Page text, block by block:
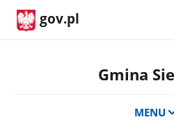
gov.pl
Gmina
MENU